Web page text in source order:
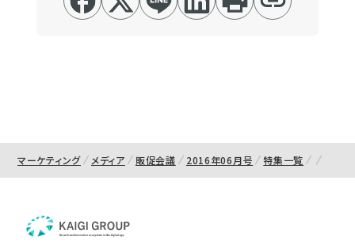
マーケティング メディア 販促会議 2016年06月号 特集一覧